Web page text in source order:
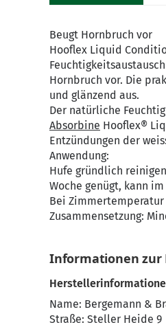
Beugt Hornbruch vor
Hooflex Liquid
Hornbruch vor. Die
und glänzend aus.
Der natürliche
Absorbine Hooflex®
Entzündungen der
Anwendung:
Hufe gründlich
Woche genügt, kann
Bei Zimmertemperatur
Zusammensetzung:
Informationen zur
Name: Bergemann &
Straße: Steller Heide 9